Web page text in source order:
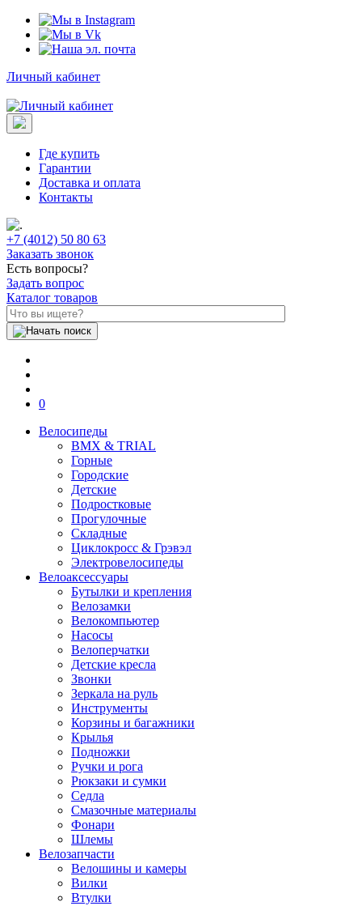
Личный кабинет
Где купить
Гарантии
Доставка и оплата
Контакты
+7 (4012) 50 80 63
Заказать звонок
Есть вопросы?
Задать вопрос
Каталог товаров
0
Велосипеды
BMX & TRIAL
Горные
Городские
Детские
Подростковые
Прогулочные
Складные
Циклокросс & Грэвэл
Электровелосипеды
Велоаксессуары
Бутылки и крепления
Велозамки
Велокомпьютер
Насосы
Велоперчатки
Детские кресла
Звонки
Зеркала на руль
Инструменты
Корзины и багажники
Крылья
Подножки
Ручки и рога
Рюкзаки и сумки
Седла
Смазочные материалы
Фонари
Шлемы
Велозапчасти
Велошины и камеры
Вилки
Втулки